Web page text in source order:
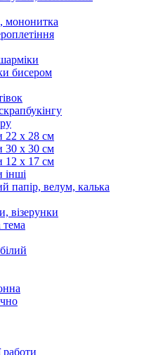
мононитка
бисером
22 х 28 см
30 х 30 см
12 х 17 см
інші
папір, велум, калька
візерунки
тема
работи